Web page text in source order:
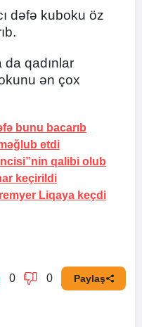
dəfə kuboku öz
da qadınlar
ən çox
bunu bacarıb
etdi
qalibi olub
keçirildi
Liqaya keçdi
0 0 Paylaş